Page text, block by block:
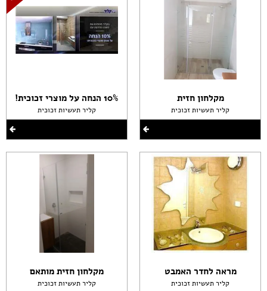
מקלחון חזית
קליר תעשיות זכוכית
מראה לחדר האמבט
קליר תעשיות זכוכית
10% הנחה על מוצרי זכוכית!
קליר תעשיות זכוכית
מקלחון חזית מותאם
קליר תעשיות זכוכית